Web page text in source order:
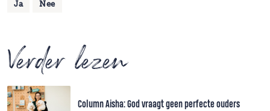
Ja Nee
Verder lezen
Column Aisha: God vraagt geen perfecte ouders